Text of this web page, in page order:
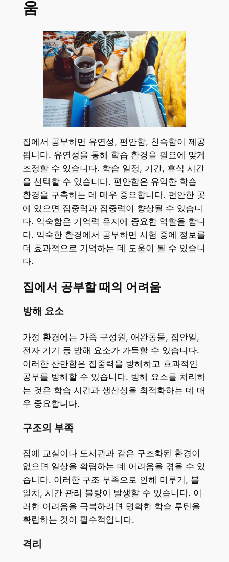
움
집에서 공부하면 유연성, 편안함, 친숙함이 제공
됩니다. 유연성을 통해 학습 환경을 필요에 맞게
조정할 수 있습니다. 학습 일정, 기간, 휴식 시간
을 선택할 수 있습니다. 편안함은 유익한 학습
환경을 구축하는 데 매우 중요합니다. 편안한 곳
에 있으면 집중력과 집중력이 향상될 수 있습니
다. 익숙함은 기억력 유지에 중요한 역할을 합니
다. 익숙한 환경에서 공부하면 시험 중에 정보를
더 효과적으로 기억하는 데 도움이 될 수 있습니
다.
집에서 공부할 때의 어려움
방해 요소
가정 환경에는 가족 구성원, 애완동물, 집안일,
전자 기기 등 방해 요소가 가득할 수 있습니다.
이러한 산만함은 집중력을 방해하고 효과적인
공부를 방해할 수 있습니다. 방해 요소를 처리하
는 것은 학습 시간과 생산성을 최적화하는 데 매
우 중요합니다.
구조의 부족
집에 교실이나 도서관과 같은 구조화된 환경이
없으면 일상을 확립하는 데 어려움을 겪을 수 있
습니다. 이러한 구조 부족으로 인해 미루기, 불
일치, 시간 관리 불량이 발생할 수 있습니다. 이
러한 어려움을 극복하려면 명확한 학습 루틴을
확립하는 것이 필수적입니다.
격리